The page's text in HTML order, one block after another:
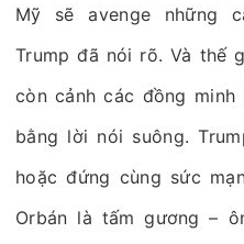
Mỹ sẽ avenge những
Trump đã nói rõ. Và thế
còn cảnh các đồng minh
bằng lời nói suông.
hoặc đứng cùng sức
Orbán là tấm gương –